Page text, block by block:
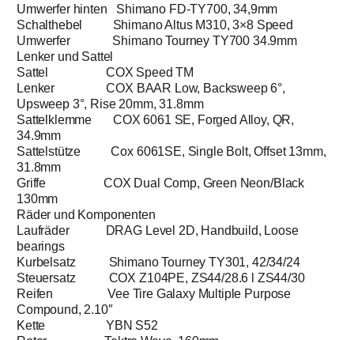
Umwerfer hinten Shimano FD-TY700, 34,9mm
Schalthebel Shimano Altus M310, 3×8 Speed
Umwerfer Shimano Tourney TY700 34.9mm
Lenker und Sattel
Sattel COX Speed TM
Lenker COX BAAR Low, Backsweep 6°,
Upsweep 3°, Rise 20mm, 31.8mm
Sattelklemme COX 6061 SE, Forged Alloy, QR,
34.9mm
Sattelstütze Cox 6061SE, Single Bolt, Offset 13mm,
31.8mm
Griffe COX Dual Comp, Green Neon/Black
130mm
Räder und Komponenten
Laufräder DRAG Level 2D, Handbuild, Loose
bearings
Kurbelsatz Shimano Tourney TY301, 42/34/24
Steuersatz COX Z104PE, ZS44/28.6 l ZS44/30
Reifen Vee Tire Galaxy Multiple Purpose
Compound, 2.10″
Kette YBN S52